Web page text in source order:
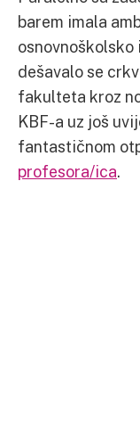
barem imala
dešavalo se
fakulteta kroz
KBF-a uz još
fantastičnom
profesora/ica.